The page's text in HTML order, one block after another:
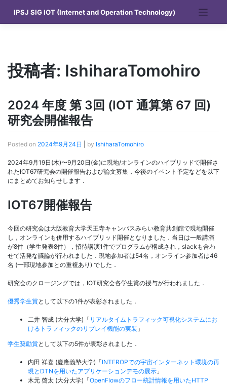
content
IPSJ SIG IOT (Internet and Operation Technology)
投稿者: IshiharaTomohiro
2024 年度 第 3回 (IOT 通算第 67 回)
研究会開催報告
Posted on 2024年9月24日 by IshiharaTomohiro
2024年9月19日(木)〜9月20日(金)に現地/オンラインのハイブリッドで開催さ
れたIOT67研究会の開催報告および論文募集，今後のイベント予定などを以下
にまとめてお知らせします．
IOT67開催報告
今回の研究会は大阪教育大学天王寺キャンパスみらい教育共創館で現地開催
し，オンラインも併用するハイブリッド開催となりました．当日は一般講演
が8件（学生発表8件），招待講演1件でプログラムが構成され，slackも合わ
せて活発な議論が行われました．現地参加者は54名，オンライン参加者は46
名 (一部現地参加との重複あり) でした．
研究会のクロージングでは，IOT研究会各学生賞の授与が行われました．
優秀学生賞として以下の1件が表彰されました．
二井 智成 (大分大学)「 リアルタイムトラフィック可視化システムにお
けるトラフィックのリプレイ機能の実装 」
学生奨励賞として以下の5件が表彰されました．
内田 祥喜 (慶應義塾大学)「INTEROPでの宇宙インターネット環境の再
現とDTNを用いたアプリケーションデモの展示 」
木元 啓太 (大分大学)「OpenFlowのフロー統計情報を用いたHTTP